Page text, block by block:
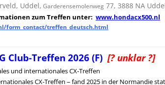
Uddel, Garderensemolenweg 77, 3888 NA
zum Treffen unter: www.hondacx500.nl
form_contact/treffen_deutsch.html
Club-Treffen 2026 (F) [? unklar ?]
und internationales CX-Treffen
CX-Treffen – fand 2025 in der Normandie